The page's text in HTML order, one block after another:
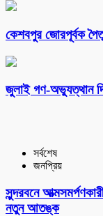
কেশবপুর জোরপূর্বক
‎জুলাই গণ-অভ্যুত্থান
সর্বশেষ
জনপ্রিয়
সুন্দরবনে
নতুন আতঙ্ক